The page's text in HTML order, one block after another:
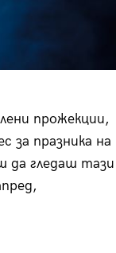
прожекции,
за празника на
да гледаш тази